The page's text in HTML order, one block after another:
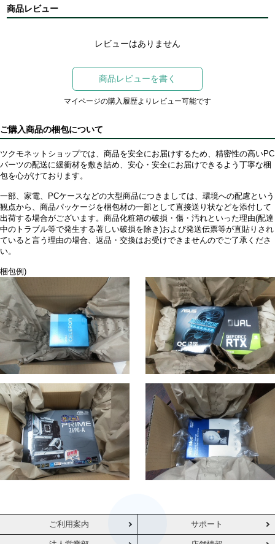
商品レビュー
レビューはありません
商品レビューを書く
マイページの購入履歴よりレビュー可能です
ご購入商品の梱包について
ツクモネットショップでは、商品を安全にお届けするため、精密性の高いPC
パーツの配送に緩衝材を敷き詰め、安心・安全にお届けできるよう丁寧な梱
包を心がけております。
一部、家電、PCケースなどの大型商品につきましては、環境への配慮という
観点から、商品パッケージを梱包材の一部として直接送り状などを添付して
出荷する場合がございます。商品化粧箱の破損・傷・汚れといった理由(配達
中のトラブル等で発生する著しい破損を除き)および発送伝票等が直貼りされ
ていると言う理由の場合、返品・交換はお受けできませんのでご了承くださ
い。
梱包例)
ご利用案内 サポート